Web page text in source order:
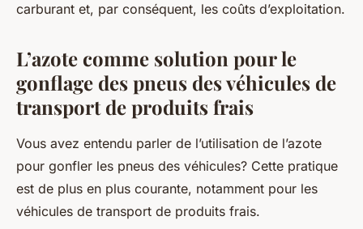
carburant et, par conséquent, les coûts d’exploitation.
L’azote comme solution pour le
gonflage des pneus des véhicules de
transport de produits frais
Vous avez entendu parler de l’utilisation de l’azote
pour gonfler les pneus des véhicules? Cette pratique
est de plus en plus courante, notamment pour les
véhicules de transport de produits frais.